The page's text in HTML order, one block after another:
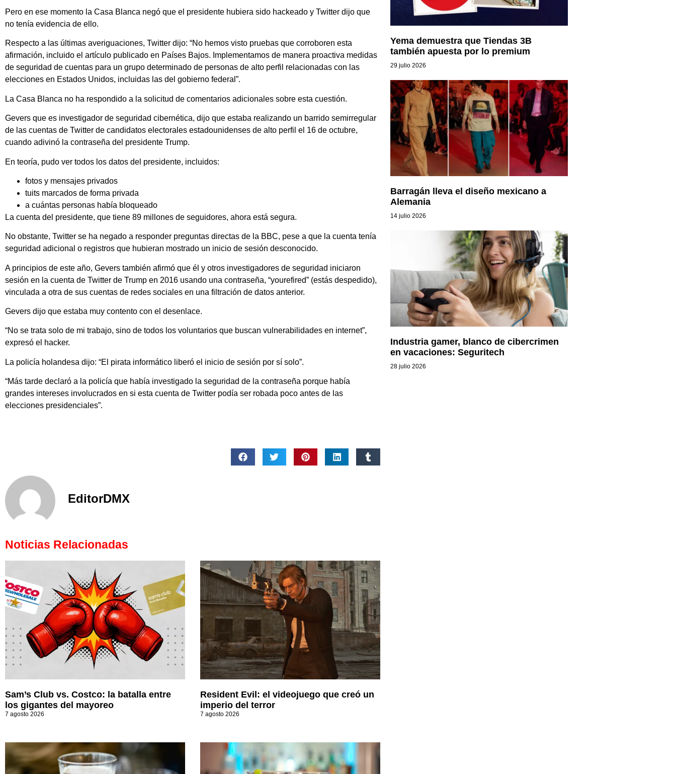
Pero en ese momento la Casa Blanca negó que el presidente hubiera sido hackeado y Twitter dijo que
no tenía evidencia de ello.
Respecto a las últimas averiguaciones, Twitter dijo: “No hemos visto pruebas que corroboren esta
afirmación, incluido el artículo publicado en Países Bajos. Implementamos de manera proactiva medidas
de seguridad de cuentas para un grupo determinado de personas de alto perfil relacionadas con las
elecciones en Estados Unidos, incluidas las del gobierno federal”.
La Casa Blanca no ha respondido a la solicitud de comentarios adicionales sobre esta cuestión.
Gevers que es investigador de seguridad cibernética, dijo que estaba realizando un barrido semirregular
de las cuentas de Twitter de candidatos electorales estadounidenses de alto perfil el 16 de octubre,
cuando adivinó la contraseña del presidente Trump.
En teoría, pudo ver todos los datos del presidente, incluidos:
fotos y mensajes privados
tuits marcados de forma privada
a cuántas personas había bloqueado
La cuenta del presidente, que tiene 89 millones de seguidores, ahora está segura.
No obstante, Twitter se ha negado a responder preguntas directas de la BBC, pese a que la cuenta tenía
seguridad adicional o registros que hubieran mostrado un inicio de sesión desconocido.
A principios de este año, Gevers también afirmó que él y otros investigadores de seguridad iniciaron
sesión en la cuenta de Twitter de Trump en 2016 usando una contraseña, “yourefired” (estás despedido),
vinculada a otra de sus cuentas de redes sociales en una filtración de datos anterior.
Gevers dijo que estaba muy contento con el desenlace.
“No se trata solo de mi trabajo, sino de todos los voluntarios que buscan vulnerabilidades en internet”,
expresó el hacker.
La policía holandesa dijo: “El pirata informático liberó el inicio de sesión por sí solo”.
“Más tarde declaró a la policía que había investigado la seguridad de la contraseña porque había
grandes intereses involucrados en si esta cuenta de Twitter podía ser robada poco antes de las
elecciones presidenciales”.
EditorDMX
Noticias Relacionadas
Sam’s Club vs. Costco: la batalla entre
los gigantes del mayoreo
7 agosto 2026
Resident Evil: el videojuego que creó un
imperio del terror
7 agosto 2026
Yema demuestra que Tiendas 3B
también apuesta por lo premium
29 julio 2026
Barragán lleva el diseño mexicano a
Alemania
14 julio 2026
Industria gamer, blanco de cibercrimen
en vacaciones: Seguritech
28 julio 2026